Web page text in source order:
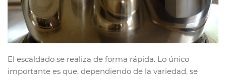
El escaldado se realiza de forma rápida. Lo único
importante es que, dependiendo de la variedad, se